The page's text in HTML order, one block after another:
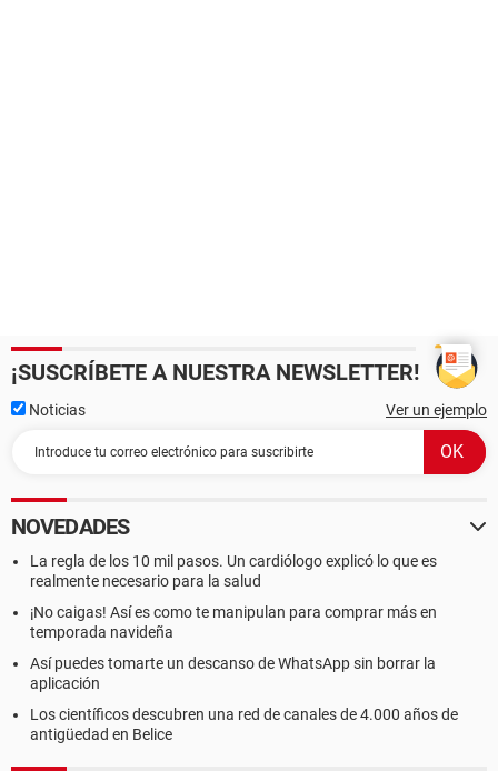
¡SUSCRÍBETE A NUESTRA NEWSLETTER!
Noticias Ver un ejemplo
NOVEDADES
La regla de los 10 mil pasos. Un cardiólogo explicó lo que es
realmente necesario para la salud
¡No caigas! Así es como te manipulan para comprar más en
temporada navideña
Así puedes tomarte un descanso de WhatsApp sin borrar la
aplicación
Los científicos descubren una red de canales de 4.000 años de
antigüedad en Belice